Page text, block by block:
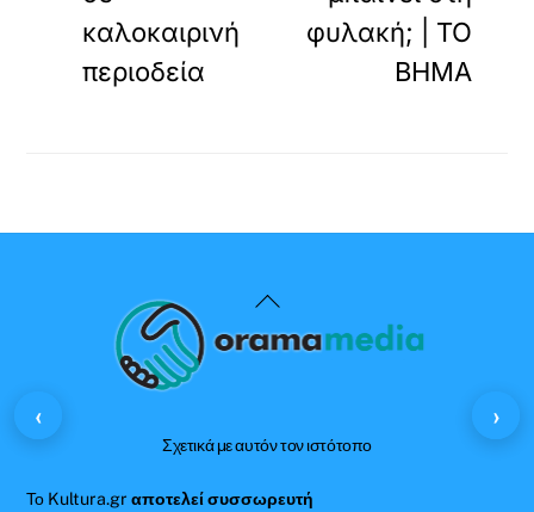
καλοκαιρινή
περιοδεία
φυλακή; | ΤΟ
ΒΗΜΑ
Back
To
Σχετικά με αυτόν τον ιστότοπο
Το Kultura.grαποτελεί συσσωρευτή
‹ ›